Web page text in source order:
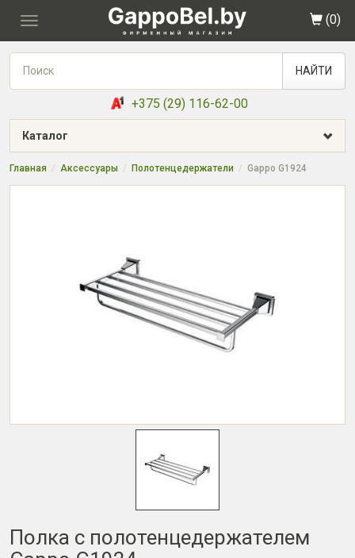
Toggle
(0)
НАЙТИ
+375 (29) 116-62-00
Каталог
Главная Аксессуары Полотенцедержатели Gappo G1924
Полка с полотенцедержателем